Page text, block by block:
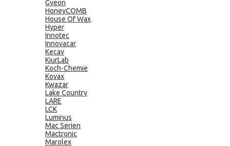
Gyeon
HoneyCOMB
House Of Wax
Hyper
Innotec
Innovacar
Kecav
KiurLab
Koch-Chemie
Kovax
Kwazar
Lake Country
LARE
LCK
Luminus
Mac Serien
Mactronic
Marolex